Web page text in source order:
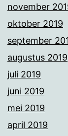
november
oktober 2019
september
augustus 2019
juli 2019
juni 2019
mei 2019
april 2019